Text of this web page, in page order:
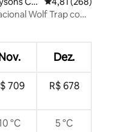
80 avaliações
Wolf Trap com
Dez.
709 R$ 678
°C 5 °C